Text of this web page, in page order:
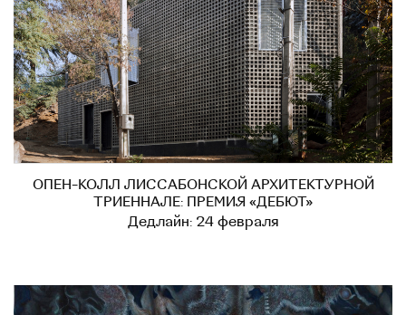
ОПЕН-КОЛЛ ЛИССАБОНСКОЙ АРХИТЕКТУРНОЙ
ТРИЕННАЛЕ: ПРЕМИЯ «ДЕБЮТ»
Дедлайн: 24 февраля